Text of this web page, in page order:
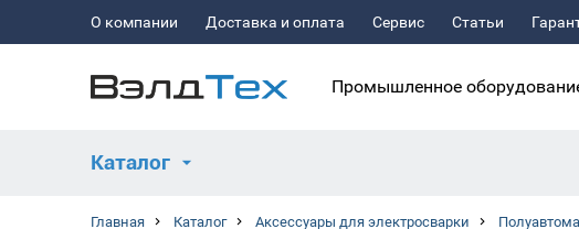
О компании Доставка и оплата Сервис Статьи
Промышленное
Каталог
Главная Каталог Аксессуары для электросварки